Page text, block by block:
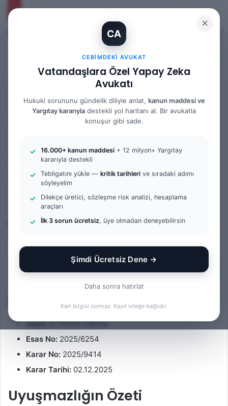
✕
CA
CEBIMDEKI AVUKAT
Vatandaşlara Özel Yapay Zeka
Avukatı
Hukuki sorununu gündelik diliyle anlat, kanun maddesi ve
Yargıtay kararıyla destekli yol haritanı al. Bir avukatla
konuşur gibi sade.
16.000+ kanun maddesi + 12 milyon+ Yargıtay
kararıyla destekli
Tebligatını yükle — kritik tarihleri ve sıradaki adımı
söyleyelim
Dilekçe üretici, sözleşme risk analizi, hesaplama
araçları
İlk 3 sorun ücretsiz, üye olmadan deneyebilirsin
Şimdi Ücretsiz Dene →
Daha sonra hatırlat
Kart bilgisi sormaz. Kayıt isteğe bağlıdır.
ve Tanık Beyanları: 9. Hukuk
Dairesi 2025/9414 K.
Av. Gökhan Yağmur
F
l
w
o
n
B
r
p
o
s
g
ö
e
0 74 9 dakika okuma süresi
Bu yazıda yargıtay kararı i̇ncelemesi konusuna ilişkin bir
İçindekiler
Karar Bilgileri
Daire:9. Hukuk Dairesi
Esas No: 2025/6254
Karar No: 2025/9414
Karar Tarihi: 02.12.2025
Uyuşmazlığın Özeti